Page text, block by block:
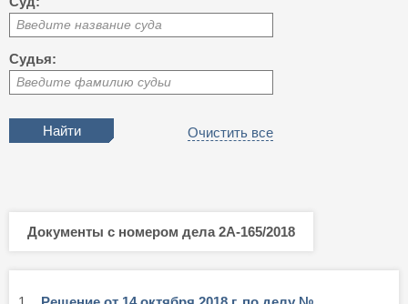
Введите название суда
Судья:
Введите фамилию судьи
Очистить все
Документы с номером дела 2А-165/2018